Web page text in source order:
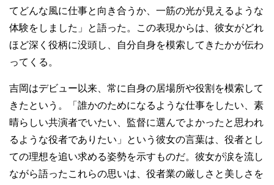
てどんな風に仕事と向き合うか、一筋の光が見えるような
体験をしました」と語った。この表現からは、彼女がどれ
ほど深く役柄に没頭し、自分自身を模索してきたかが伝わ
ってくる。
吉岡はデビュー以来、常に自身の居場所や役割を模索して
きたという。「誰かのためになるような仕事をしたい、素
晴らしい共演者でいたい、監督に選んでよかったと思われ
るような役者でありたい」という彼女の言葉は、役者とし
ての理想を追い求める姿勢を示すものだ。彼女が涙を流し
ながら語ったこれらの思いは、役者業の厳しさと美しさを